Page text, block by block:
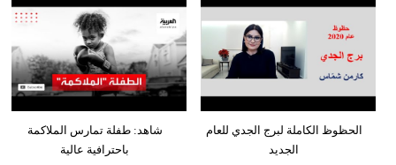
شاهد: طفلة تمارس الملاكمة
باحترافية عالية
الحظوظ الكاملة لبرج الجدي للعام
الجديد